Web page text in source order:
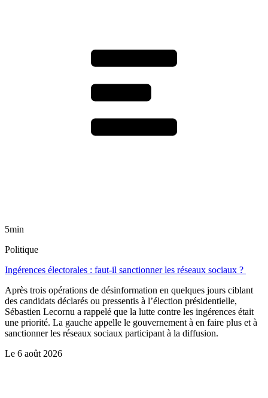
5min
Politique
Ingérences électorales : faut-il sanctionner les réseaux sociaux ?
Après trois opérations de désinformation en quelques jours ciblant
des candidats déclarés ou pressentis à l’élection présidentielle,
Sébastien Lecornu a rappelé que la lutte contre les ingérences était
une priorité. La gauche appelle le gouvernement à en faire plus et à
sanctionner les réseaux sociaux participant à la diffusion.
Le 6 août 2026